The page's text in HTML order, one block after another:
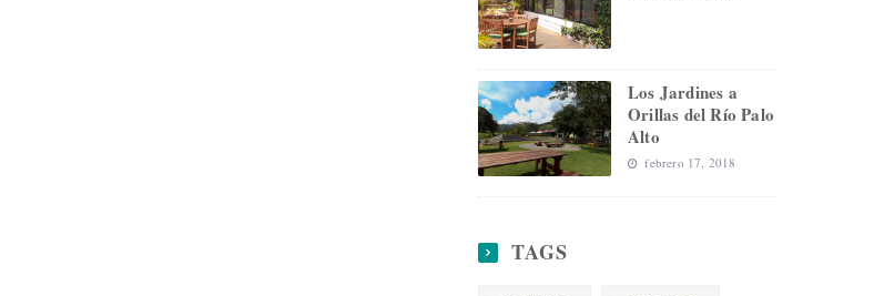
Los Jardines a
Orillas del Río Palo
Alto
febrero 17, 2018
TAGS